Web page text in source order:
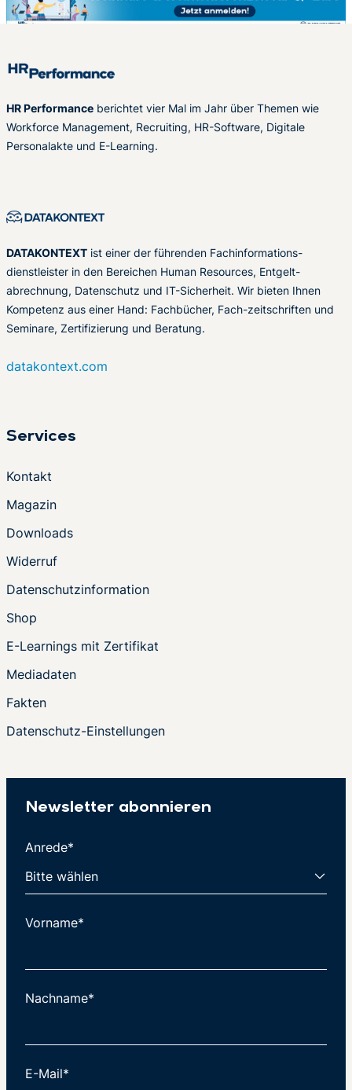
HR Performance berichtet vier Mal im Jahr über Themen wie
Workforce Management, Recruiting, HR-Software, Digitale
Personalakte und E-Learning.
DATAKONTEXT ist einer der führenden Fachinformations-
dienstleister in den Bereichen Human Resources, Entgelt-
abrechnung, Datenschutz und IT-Sicherheit. Wir bieten Ihnen
Kompetenz aus einer Hand: Fachbücher, Fach-zeitschriften und
Seminare, Zertifizierung und Beratung.
datakontext.com
Services
Kontakt
Magazin
Downloads
Widerruf
Datenschutzinformation
Shop
E-Learnings mit Zertifikat
Mediadaten
Fakten
Datenschutz-Einstellungen
Newsletter abonnieren
Anrede*
Vorname*
Nachname*
E-Mail*